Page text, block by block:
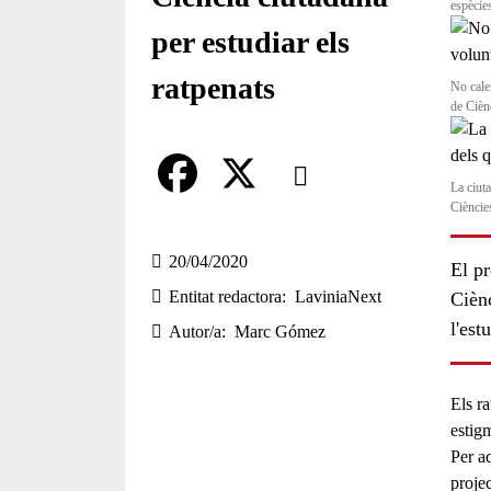
per estudiar els
ratpenats
Comparteix
a
c
e
Compartir en altres xarxes
20/04/2020
Entitat redactora
LaviniaNext
Autor/a
Marc Gómez
No
de
La
El
Els
Per